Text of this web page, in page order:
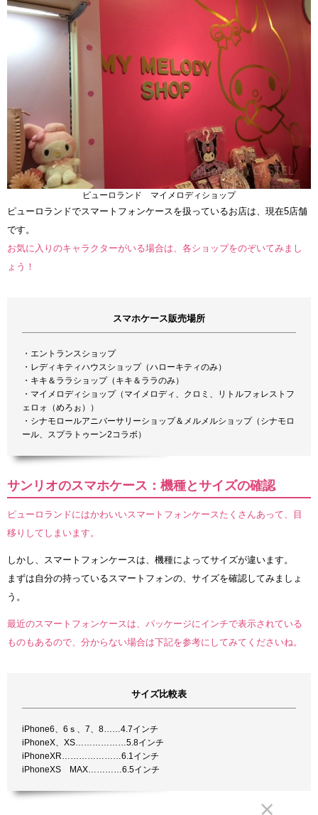
ピューロランド マイメロディショップ
ピューロランドでスマートフォンケースを扱っているお店は、現在5店舗
です。
お気に入りのキャラクターがいる場合は、各ショップをのぞいてみまし
ょう！
スマホケース販売場所
・エントランスショップ
・レディキティハウスショップ（ハローキティのみ）
・キキ＆ララショップ（キキ＆ララのみ）
・マイメロディショップ（マイメロディ、クロミ、リトルフォレストフ
ェロォ（めろぉ））
・シナモロールアニバーサリーショップ＆メルメルショップ（シナモロ
ール、スプラトゥーン2コラボ）
サンリオのスマホケース：機種とサイズの確認
ピューロランドにはかわいいスマートフォンケースたくさんあって、目
移りしてしまいます。
しかし、スマートフォンケースは、機種によってサイズが違います。
まずは自分の持っているスマートフォンの、サイズを確認してみましょ
う。
最近のスマートフォンケースは、パッケージにインチで表示されている
ものもあるので、分からない場合は下記を参考にしてみてくださいね。
サイズ比較表
iPhone6、6ｓ、7、8……4.7インチ
iPhoneX、XS………………5.8インチ
iPhoneXR…………………6.1インチ
iPhoneXS MAX…………6.5インチ